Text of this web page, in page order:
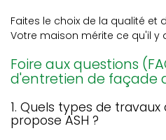
Faites le choix de la qualité et
Votre maison mérite ce qu'il y
Foire aux questions
d'entretien de façade
1. Quels types de
propose ASH ?